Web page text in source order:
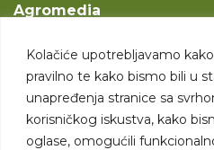
Kolačiće upotrebljavamo
pravilno te kako bismo bili u
unapređenja stranice sa
korisničkog iskustva, kako
oglase, omogućili
Agromedia
Svet poljoprivrede
Marketing usluge
Tražimo saradnike